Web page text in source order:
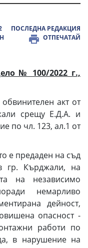
ПОСЛЕДНА РЕДАКЦИЯ
ОТПЕЧАТАЙ
№ 100/2022 г.,
акт от
срещу Е.Д.А. и
по чл. 123, ал.1 от
е предаден на съд
гр. Кърджали, на
на независимо
немарливо
дейност,
опасност -
работи по
в нарушение на